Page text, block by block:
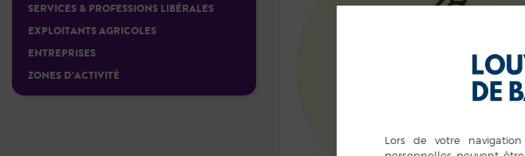
SERVICES & PROFESSIONS LIBÉRALES
EXPLOITANTS AGRICOLES
ENTREPRISES
ZONES D’ACTIVITÉ